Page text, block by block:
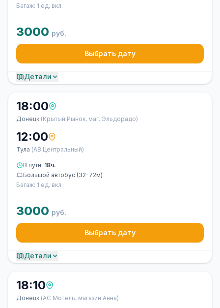
Багаж: 1 ед. вкл.
3000 руб.
Выбрать дату
Детали
18:00
Донецк (Крытый Рынок, маг. Эльдорадо)
12:00
Тула (АВ Центральный)
В пути: 18ч.
Большой автобус (32-72м)
Багаж: 1 ед. вкл.
3000 руб.
Выбрать дату
Детали
18:10
Донецк (АС Мотель, магазин Анна)